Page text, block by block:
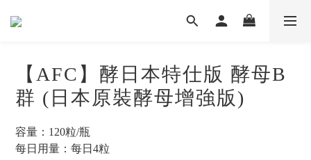
【AFC】酵日本特仕版 酵母B
群 (日本原裝酵母增強版)
容量：120粒/瓶
每日用量：每日4粒